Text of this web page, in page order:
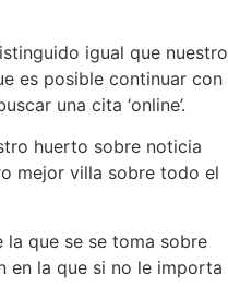
igual que nuestro
es posible continuar con
una cita ‘online’.
huerto sobre noticia
mejor villa sobre todo el
que se se toma sobre
en la que si no le importa